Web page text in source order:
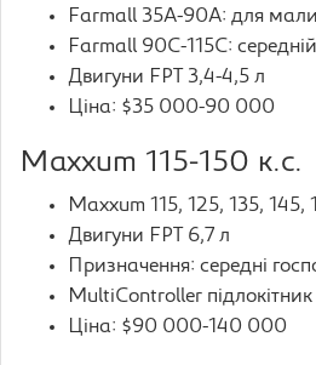
Farmall 35A-90A: для
Farmall 90C-115C:
Двигуни FPT 3,4-4,5 л
Ціна: $35 000-90 000
Maxxum 115-150 к.с.
Maxxum 115, 125, 135, 145,
Двигуни FPT 6,7 л
Призначення: середні
MultiController підлокітник
Ціна: $90 000-140 000